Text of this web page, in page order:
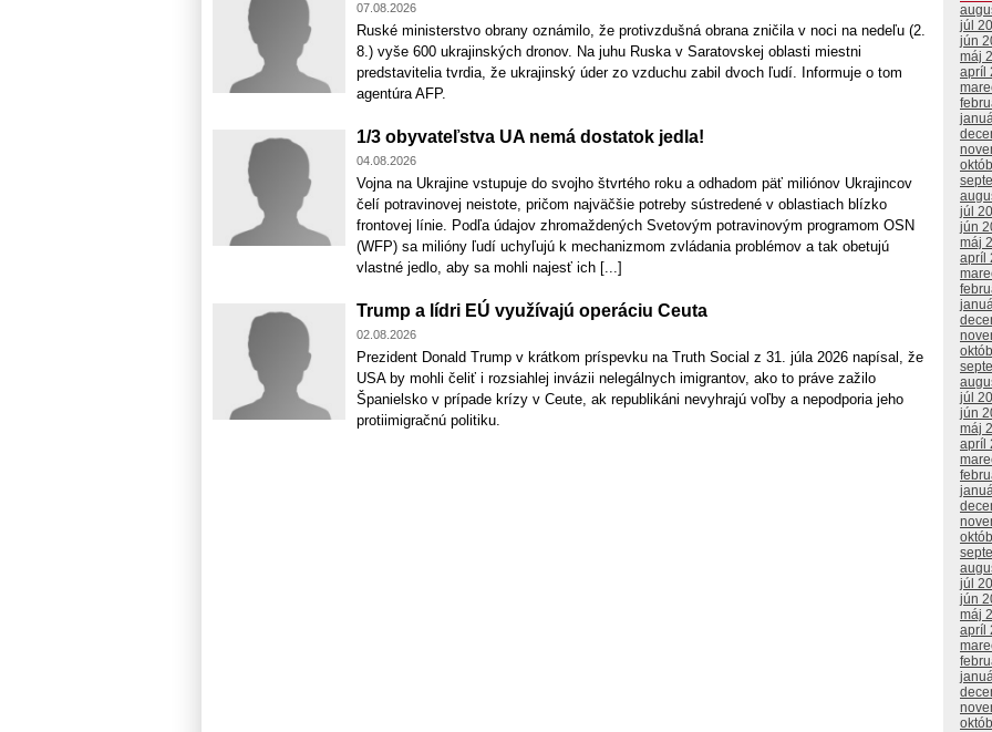
07.08.2026
Ruské ministerstvo obrany oznámilo, že protivzdušná obrana zničila v noci na nedeľu (2.
8.) vyše 600 ukrajinských dronov. Na juhu Ruska v Saratovskej oblasti miestni
predstavitelia tvrdia, že ukrajinský úder zo vzduchu zabil dvoch ľudí. Informuje o tom
agentúra AFP.
1/3 obyvateľstva UA nemá dostatok jedla!
04.08.2026
Vojna na Ukrajine vstupuje do svojho štvrtého roku a odhadom päť miliónov Ukrajincov
čelí potravinovej neistote, pričom najväčšie potreby sústredené v oblastiach blízko
frontovej línie. Podľa údajov zhromaždených Svetovým potravinovým programom OSN
(WFP) sa milióny ľudí uchyľujú k mechanizmom zvládania problémov a tak obetujú
vlastné jedlo, aby sa mohli najesť ich [...]
Trump a lídri EÚ využívajú operáciu Ceuta
02.08.2026
Prezident Donald Trump v krátkom príspevku na Truth Social z 31. júla 2026 napísal, že
USA by mohli čeliť i rozsiahlej invázii nelegálnych imigrantov, ako to práve zažilo
Španielsko v prípade krízy v Ceute, ak republikáni nevyhrajú voľby a nepodporia jeho
protiimigračnú politiku.
júl
jún
máj
apríl
júl
jún
máj
apríl
júl
jún
máj
apríl
júl
jún
máj
apríl